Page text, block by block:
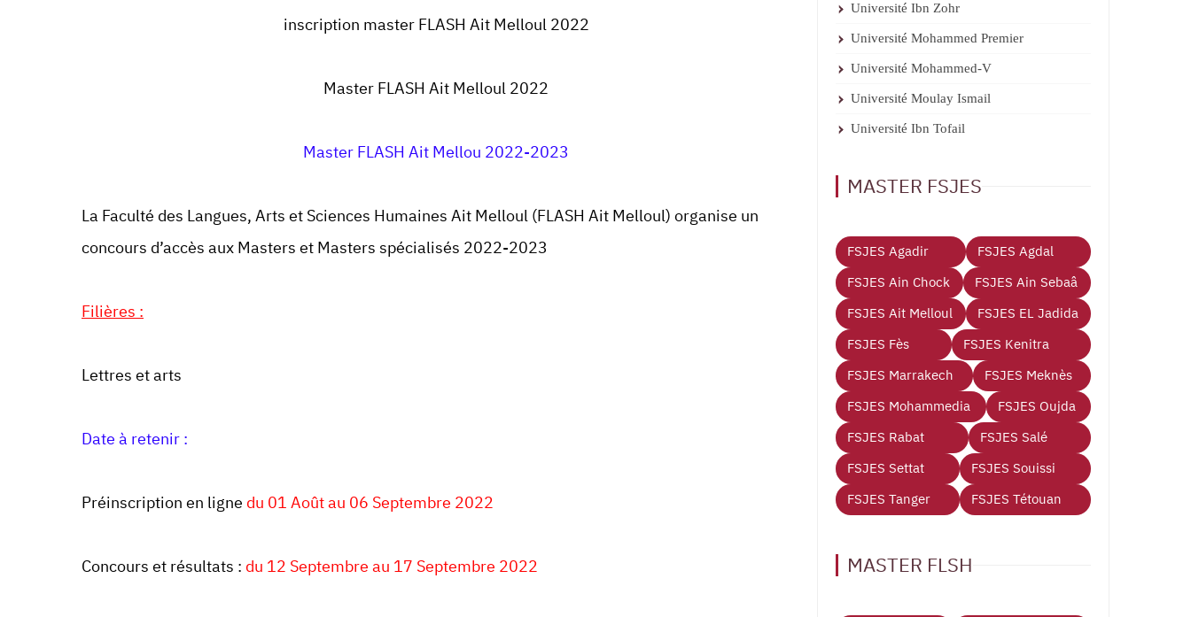
inscription master FLASH Ait Melloul 2022
MasterFLASH Ait Melloul 2022
Master FLASH Ait Mellou 2022-2023
La Faculté des Langues, Arts et Sciences HumainesAit Melloul (FLASH Ait Melloul) organise un
concours d’accès aux Masters et Masters spécialisés 2022-2023
Filières :
Lettres et arts
Date à retenir :
Préinscription en ligne du 01 Août au 06 Septembre 2022
Concours et résultats : du 12 Septembre au 17 Septembre 2022
Université Ibn Zohr
Université Mohammed Premier
Université Mohammed-V
Université Moulay Ismail
Université Ibn Tofail
MASTER FSJES
FSJES Agadir
FSJES Agdal
FSJES Ain Chock
FSJES Ain Sebaâ
FSJES Ait Melloul
FSJES EL Jadida
FSJES Fès
FSJES Kenitra
FSJES Marrakech
FSJES Meknès
FSJES Mohammedia
FSJES Oujda
FSJES Rabat
FSJES Salé
FSJES Settat
FSJES Souissi
FSJES Tanger
FSJES Tétouan
MASTER FLSH